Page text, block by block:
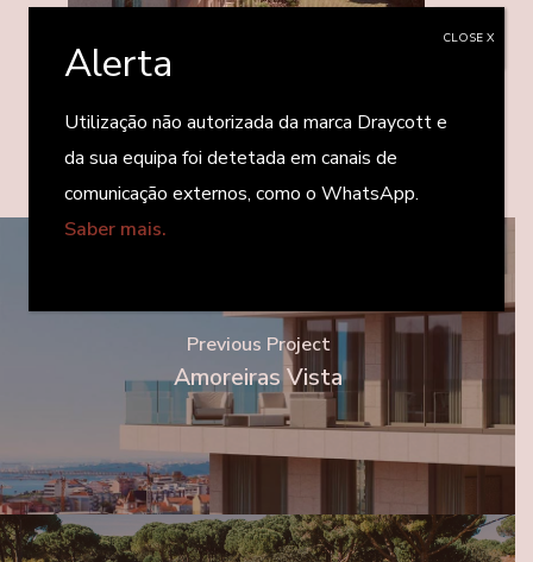
Previous Project
Amoreiras Vista
Alerta
Utilização não autorizada da marca Draycott e
da sua equipa foi detetada em canais de
comunicação externos, como o WhatsApp.
Saber mais.
CLOSE X